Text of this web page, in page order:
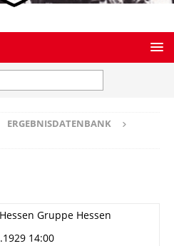
ERGEBNISDATENBANK
Gruppe Hessen
14:00